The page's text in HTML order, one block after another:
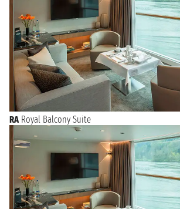
RA Royal Balcony Suite